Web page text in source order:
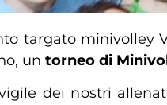
targato minivolley
un torneo di
dei nostri